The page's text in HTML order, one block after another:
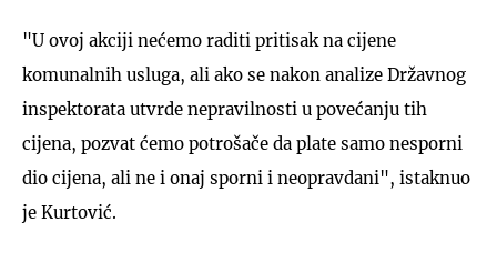
"U ovoj akciji nećemo raditi pritisak na cijene
komunalnih usluga, ali ako se nakon analize Državnog
inspektorata utvrde nepravilnosti u povećanju tih
cijena, pozvat ćemo potrošače da plate samo nesporni
dio cijena, ali ne i onaj sporni i neopravdani", istaknuo
je Kurtović.